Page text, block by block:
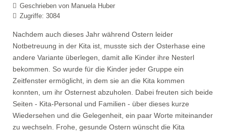
Geschrieben von Manuela Huber
Zugriffe: 3084
Nachdem auch dieses Jahr während Ostern leider
Notbetreuung in der Kita ist, musste sich der Osterhase eine
andere Variante überlegen, damit alle Kinder ihre Nesterl
bekommen. So wurde für die Kinder jeder Gruppe ein
Zeitfenster ermöglicht, in dem sie an die Kita kommen
konnten, um ihr Osternest abzuholen. Dabei freuten sich beide
Seiten - Kita-Personal und Familien - über dieses kurze
Wiedersehen und die Gelegenheit, ein paar Worte miteinander
zu wechseln. Frohe, gesunde Ostern wünscht die Kita